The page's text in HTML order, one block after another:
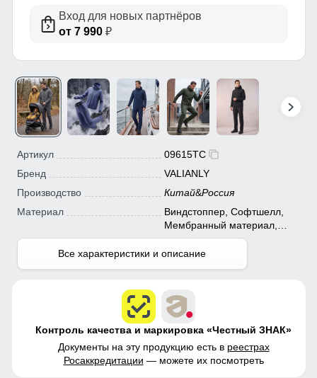
Вход для новых партнёров
от 7 990₽
Артикул
09615TC
Бренд
VALIANLY
Производство
Китай&Россия
Материал
Виндстоппер, Софтшелл,
Мембранный материал,
Полиэстер
Все характеристики и описание
Контроль качества и маркировка «Честный ЗНАК»
Документы на эту продукцию есть в реестрах
Росаккредитации — можете их посмотреть